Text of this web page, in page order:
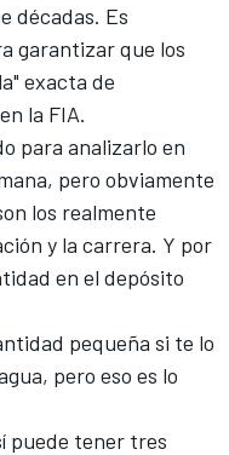
décadas. Es
garantizar que los
exacta de
la FIA.
para analizarlo en
pero obviamente
los realmente
y la carrera. Y por
en el depósito
pequeña si te lo
pero eso es lo
puede tener tres